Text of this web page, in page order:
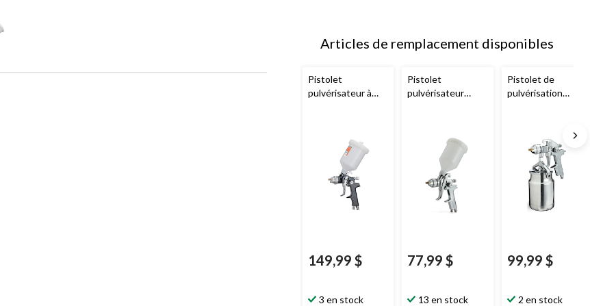
Articles de remplacement disponibles
Pistolet
pulvérisateur à
149,99 $
3 en stock
Pistolet
pulvérisateur
Mastercraft
HVLP pour la
finition des
surfaces, 1,4 mm
77,99 $
13 en stock
Pistolet de
pulvérisation
pour
l'industrie et
l'artisanat, 1,4 mm
99,99 $
2 en stock